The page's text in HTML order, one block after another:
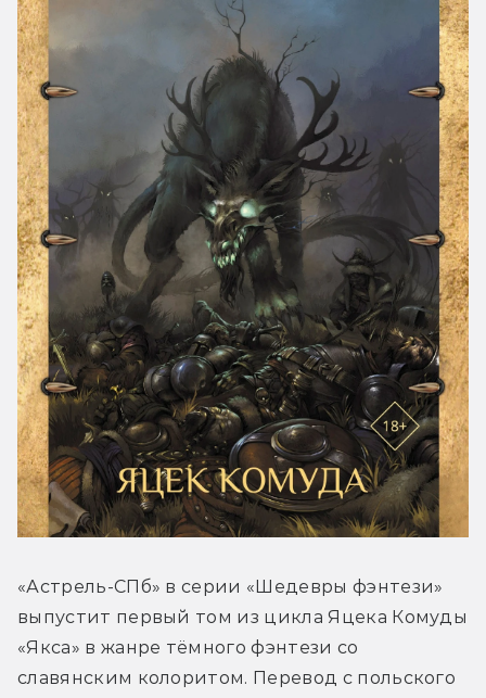
«Астрель-СПб» в серии «Шедевры фэнтези»
выпустит первый том из цикла Яцека Комуды
«Якса» в жанре тёмного фэнтези со
славянским колоритом. Перевод с польского